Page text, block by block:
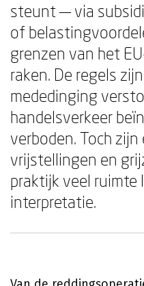
steunt — via
of
grenzen van het
raken. De regels
mededinging
handelsverkeer
verboden. Toch
vrijstellingen en
praktijk veel ruimte
interpretatie.